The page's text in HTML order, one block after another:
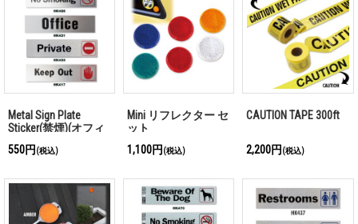
Metal Sign Plate
Sticker(禁煙)(オフィ
入禁止)
550円 (税込)
Mini リフレクター セ
ット
1,100円 (税込)
CAUTION TAPE 300ft
2,200円 (税込)